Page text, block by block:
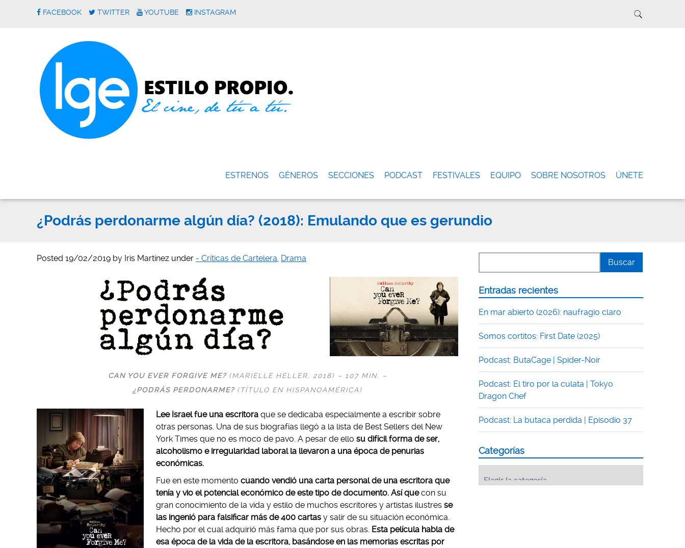
FACEBOOK TWITTER YOUTUBE INSTAGRAM
ESTRENOS GÉNEROS SECCIONES PODCAST FESTIVALES EQUIPO SOBRE NOSOTROS ÚNETE
¿Podrás perdonarme algún día? (2018): Emulando que es gerundio
Posted 19/02/2019 by Iris Martínez under - Críticas de Cartelera, Drama
CAN YOU EVER FORGIVE ME?(MARIELLE HELLER, 2018) – 107 MIN. –
¿PODRÁS PERDONARME?(TÍTULO EN HISPANOAMÉRICA)
Lee Israel fue una escritora que se dedicaba especialmente a escribir sobre
otras personas. Una de sus biografías llegó a la lista de Best Sellers del New
York Times que no es moco de pavo. A pesar de ello su difícil forma de ser,
alcoholismo e irregularidad laboral la llevaron a una época de penurias
económicas.
Fue en este momento cuando vendió una carta personal de una escritora que
tenía y vio el potencial económico de este tipo de documento. Así quecon su
gran conocimiento de la vida y estilo de muchos escritores y artistas ilustres se
las ingenió para falsificar más de 400 cartas y salir de su situación económica.
Hecho por el cual adquirió más fama que por sus obras. Esta película habla de
esa época de la vida de la escritora, basándose en las memorias escritas por
Entradas recientes
En mar abierto (2026): naufragio claro
Somos cortitos: First Date (2025)
Podcast: ButaCage | Spider-Noir
Podcast: El tiro por la culata | Tokyo
Dragon Chef
Podcast: La butaca perdida | Episodio 37
Categorías